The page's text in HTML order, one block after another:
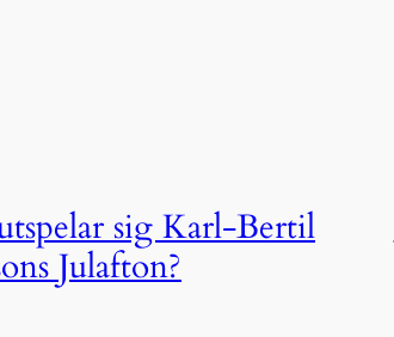
sig Karl-Bertil
Julafton?